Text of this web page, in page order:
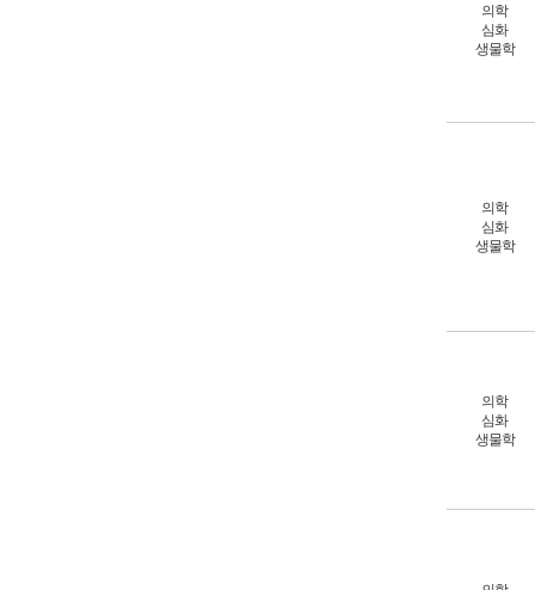
의학
심화
생물학
의학
심화
생물학
의학
심화
생물학